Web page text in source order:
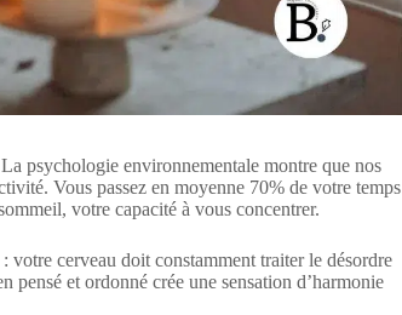
psychologie environnementale montre que nos
Vous passez en moyenne 70% de votre temps
votre capacité à vous concentrer.
votre cerveau doit constamment traiter le désordre
pensé et ordonné crée une sensation d’harmonie